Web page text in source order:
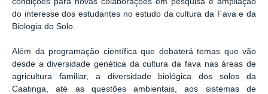
do interesse dos estudantes no estudo da cultura da Fava e da
Biologia do Solo.
Além da programação científica que debaterá temas que vão
desde a diversidade genética da cultura da fava nas áreas de
agricultura familiar, a diversidade biológica dos solos da
Caatinga, até as questões ambientais, aos sistemas de